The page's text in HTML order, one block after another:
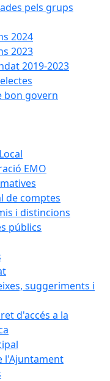
pels grups
2024
2023
2019-2023
bon govern
EMO
de comptes
i distincions
públics
suggeriments i
d'accés a la
l'Ajuntament